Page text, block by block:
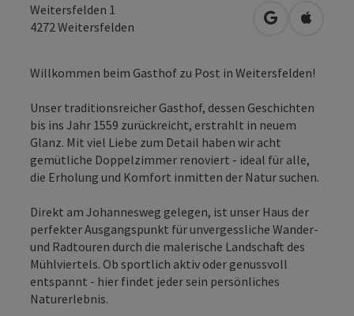
Weitersfelden 1
4272 Weitersfelden in Google
in
Willkommen beim Gasthof zu Post in Weitersfelden!
Unser traditionsreicher Gasthof, dessen Geschichten
bis ins Jahr 1559 zurückreicht, erstrahlt in neuem
Glanz. Mit viel Liebe zum Detail haben wir acht
gemütliche Doppelzimmer renoviert - ideal für alle,
die Erholung und Komfort inmitten der Natur suchen.
Direkt am Johannesweg gelegen, ist unser Haus der
perfekter Ausgangspunkt für unvergessliche Wander-
und Radtouren durch die malerische Landschaft des
Mühlviertels. Ob sportlich aktiv oder genussvoll
entspannt - hier findet jeder sein persönliches
Naturerlebnis.